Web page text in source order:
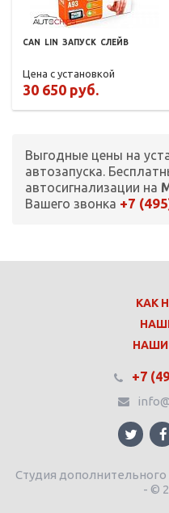
CAN LIN ЗАПУСК СЛЕЙВ
Цена с установкой
30 650 руб.
Выгодные цены на
автозапуска.
автосигнализации на
Вашего звонка +7
КАК
+7
Студия дополнительного
- ©